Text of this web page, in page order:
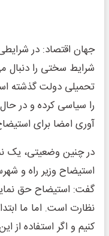
جهان اقتصاد: در
شرایط سختی را
تحمیلی دولت گذشته
را سیاسی کرده و در
آوری امضا برای
در چنین وضعیتی، یک
استیضاح وزیر راه و
گفت: استیضاح حق
نظارت است. اما ما
کنیم و اگر استفاده از